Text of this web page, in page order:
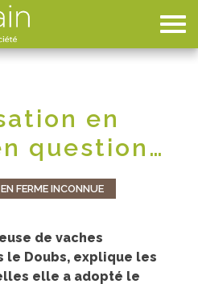
en
question…
FERME INCONNUE
de vaches
le Doubs, explique les
elle a adopté le